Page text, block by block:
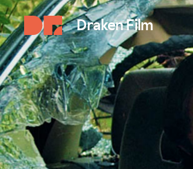
Draken Film